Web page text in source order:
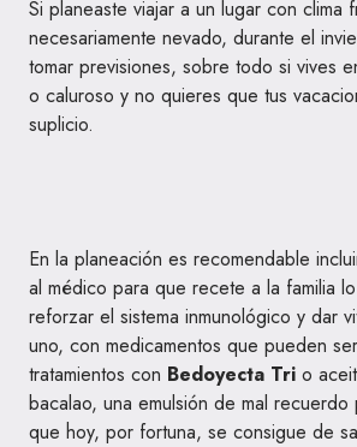
Si planeaste viajar a un lugar con clima
necesariamente nevado, durante el
tomar previsiones, sobre todo si vives
o caluroso y no quieres que tus
suplicio.
En la planeación es recomendable
al médico para que recete a la familia
reforzar el sistema inmunológico y dar
uno, con medicamentos que pueden ser
tratamientos con Bedoyecta Tri o
bacalao, una emulsión de mal recuerdo
que hoy, por fortuna, se consigue de